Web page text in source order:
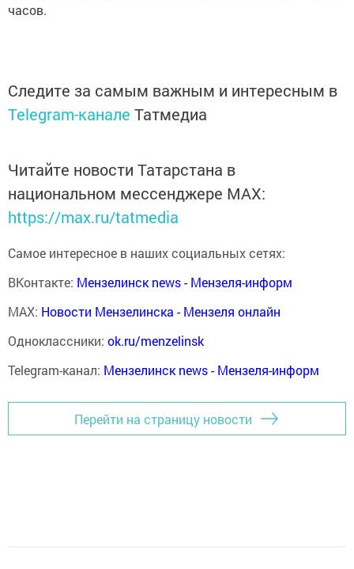
часов.
Следите за самым важным и интересным в
Telegram-канале Татмедиа
Читайте новости Татарстана в
национальном мессенджере MАХ:
https://max.ru/tatmedia
Самое интересное в наших социальных сетях:
ВКонтакте: Мензелинск news - Мензеля-информ
MAX: Новости Мензелинска - Мензеля онлайн
Одноклассники: ok.ru/menzelinsk
Telegram-канал: Мензелинск news - Мензеля-информ
Перейти на страницу новости